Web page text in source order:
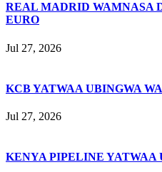
REAL MADRID WAMNASA
EURO
Jul 27, 2026
KCB YATWAA UBINGWA
Jul 27, 2026
KENYA PIPELINE YATWAA